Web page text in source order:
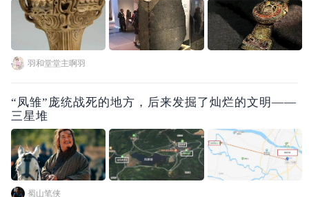
羽和堂堂主啊羽
“凤雏”庞统战死的地方，后来发掘了灿烂的文明——
三星堆
蜀山笔侠